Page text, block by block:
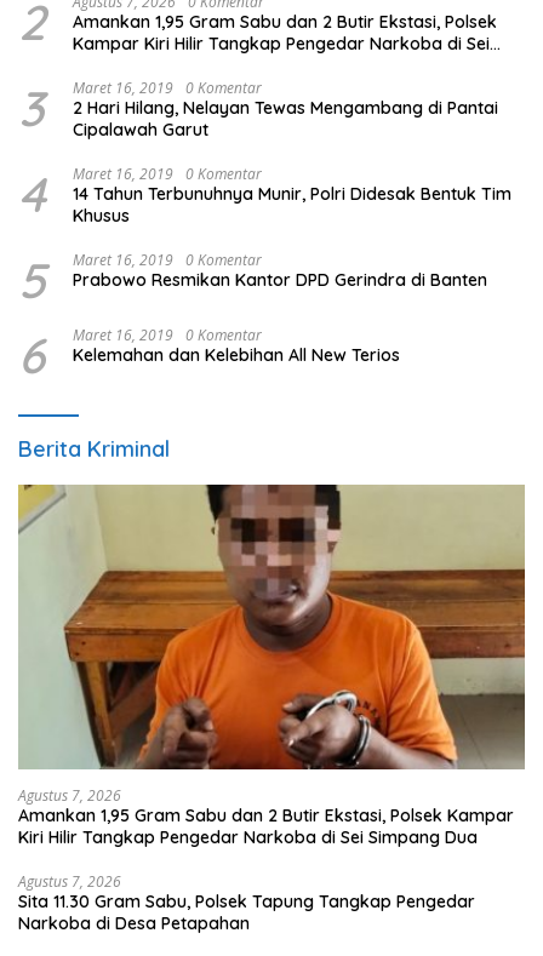
2
Amankan 1,95 Gram Sabu dan 2 Butir Ekstasi, Polsek
Kampar Kiri Hilir Tangkap Pengedar Narkoba di Sei
3 Maret 16, 2019 0 Komentar
2 Hari Hilang, Nelayan Tewas Mengambang di Pantai
Cipalawah Garut
4 Maret 16, 2019 0 Komentar
14 Tahun Terbunuhnya Munir, Polri Didesak Bentuk Tim
Khusus
5 Maret 16, 2019 0 Komentar
Prabowo Resmikan Kantor DPD Gerindra di Banten
6 Maret 16, 2019 0 Komentar
Kelemahan dan Kelebihan All New Terios
Berita Kriminal
Agustus 7, 2026
Amankan 1,95 Gram Sabu dan 2 Butir Ekstasi, Polsek Kampar
Kiri Hilir Tangkap Pengedar Narkoba di Sei Simpang Dua
Agustus 7, 2026
Sita 11.30 Gram Sabu, Polsek Tapung Tangkap Pengedar
Narkoba di Desa Petapahan